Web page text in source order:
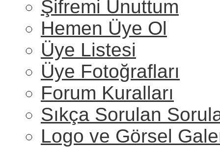
Şifremi Unuttum
Hemen Üye Ol
Üye Listesi
Üye Fotoğrafları
Forum Kuralları
Sıkça Sorulan
Logo ve Görsel